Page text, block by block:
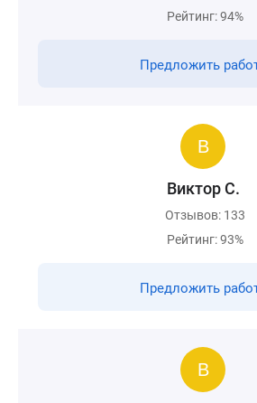
Рейтинг: 94%
Предложить
Виктор С.
Отзывов: 133
Рейтинг: 93%
Предложить